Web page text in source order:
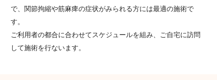
で、関節拘縮や筋麻痺の症状がみられる方には最適の施術で
す。
ご利用者の都合に合わせてスケジュールを組み、ご自宅に訪問
して施術を行ないます。